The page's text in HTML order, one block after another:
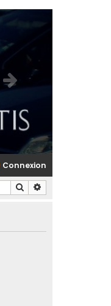
Connexion
Rechercher